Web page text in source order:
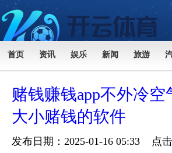
首页 资讯 娱乐 新闻 旅游
赌钱赚钱app不外冷
大小赌钱的软件
发布日期：2025-01-16 05:33 点